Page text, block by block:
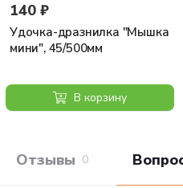
140 ₽
Удочка-дразнилка "Мышка
мини", 45/500мм
В корзину
Отзывы
0